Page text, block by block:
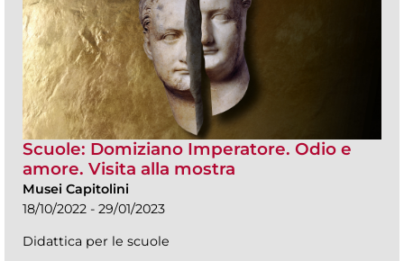
Scuole: Domiziano Imperatore. Odio e
amore. Visita alla mostra
Musei Capitolini
18/10/2022 - 29/01/2023
Didattica per le scuole